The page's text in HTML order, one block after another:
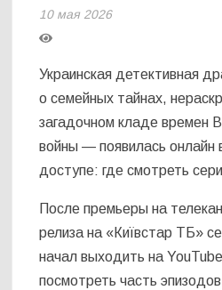
10 мая 2026
Украинская детективная
о семейных тайнах,
загадочном кладе времен
войны — появилась онлайн
доступе: где смотреть
После премьеры на
релиза на «Київстар ТБ»
начал выходить на
посмотреть часть